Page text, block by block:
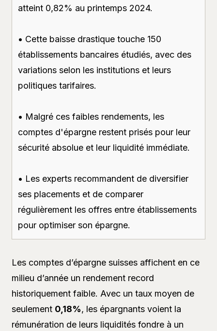
atteint 0,82% au printemps 2024.
• Cette baisse drastique touche 150
établissements bancaires étudiés, avec des
variations selon les institutions et leurs
politiques tarifaires.
• Malgré ces faibles rendements, les
comptes d'épargne restent prisés pour leur
sécurité absolue et leur liquidité immédiate.
• Les experts recommandent de diversifier
ses placements et de comparer
régulièrement les offres entre établissements
pour optimiser son épargne.
Les comptes d’épargne suisses affichent en ce
milieu d’année un rendement record
historiquement faible. Avec un taux moyen de
seulement 0,18%, les épargnants voient la
rémunération de leurs liquidités fondre à un